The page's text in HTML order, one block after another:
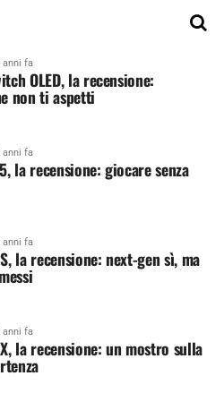
anni fa
OLED, la recensione:
non ti aspetti
anni fa
la recensione: giocare senza
anni fa
la recensione: next-gen sì, ma
anni fa
la recensione: un mostro sulla